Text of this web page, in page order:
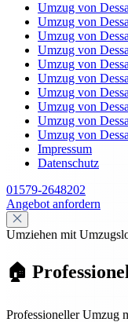
Umzug von
Umzug von
Umzug von
Umzug von
Umzug von
Umzug von
Umzug von
Umzug von
Umzug von
Umzug von
Impressum
Datenschutz
01579-2648202
Angebot anfordern
Umziehen mit
🏠
Professioneller Umzug